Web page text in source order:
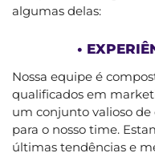
algumas delas:
•
Nossa equipe é
qualificados em
um conjunto valioso
para o nosso time.
últimas tendências e